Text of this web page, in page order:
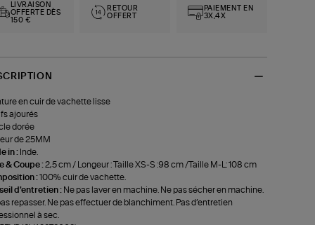
LIVRAISON
OFFERTE DÈS
150 €
RETOUR
OFFERT
PAIEMENT EN
3X,4X
en cuir de vachette lisse
ajourés
dorée
de 25MM
in : Inde.
& Coupe :2,5 cm / Longeur : Taille XS-S :98 cm /Taille M-L: 108 cm
:100% cuir de vachette.
d'entretien : Ne pas laver en machine. Ne pas sécher en machine.
repasser. Ne pas effectuer de blanchiment. Pas d’entretien
à sec.